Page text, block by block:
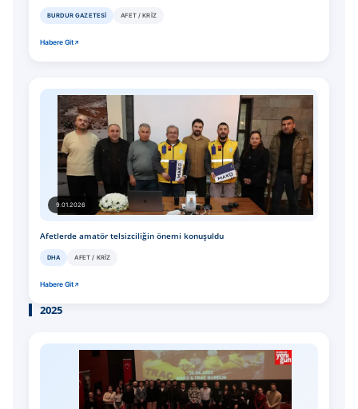
BURDUR GAZETESI AFET / KRIZ
Habere Git
9.01.2026
Afetlerde amatör telsizciliğin önemi konuşuldu
DHA AFET / KRIZ
Habere Git
2025